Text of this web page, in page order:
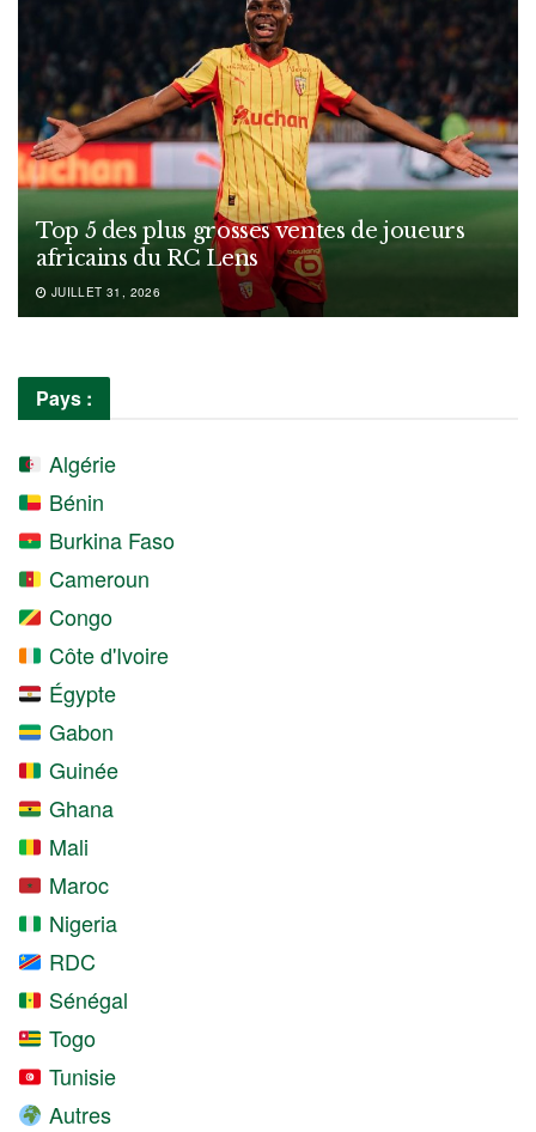
Top 5 des plus grosses ventes de joueurs
africains du RC Lens
JUILLET 31, 2026
Pays :
Algérie
Bénin
Burkina Faso
Cameroun
Congo
Côte d'Ivoire
Égypte
Gabon
Guinée
Ghana
Mali
Maroc
Nigeria
RDC
Sénégal
Togo
Tunisie
Autres